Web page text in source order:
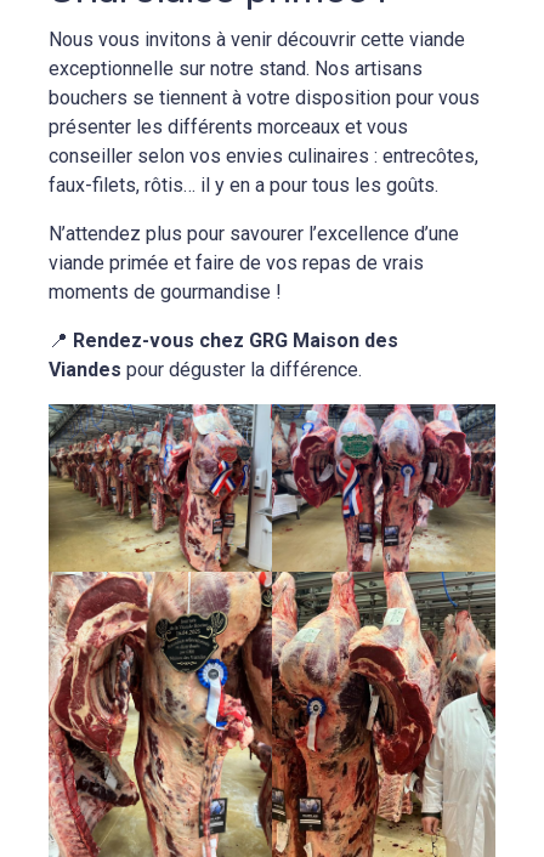
Nous vous invitons à venir découvrir cette viande
exceptionnelle sur notre stand. Nos artisans
bouchers se tiennent à votre disposition pour vous
présenter les différents morceaux et vous
conseiller selon vos envies culinaires : entrecôtes,
faux-filets, rôtis… il y en a pour tous les goûts.
N’attendez plus pour savourer l’excellence d’une
viande primée et faire de vos repas de vrais
moments de gourmandise !
📍 Rendez-vous chez GRG Maison des
Viandes pour déguster la différence.